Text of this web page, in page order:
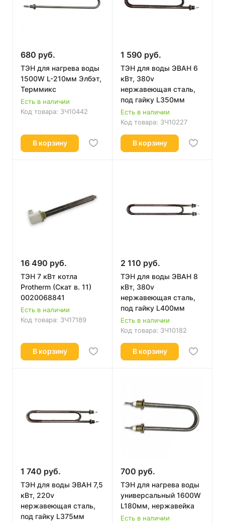
680 руб.
ТЭН для нагрева воды
1500W L-210мм Элбэт,
Терммикс
Есть в наличии
Код товара: ЗЧ10442
В корзину
1 590 руб.
ТЭН для воды ЭВАН 6
кВт, 380v
нержавеющая сталь,
под гайку L350мм
Есть в наличии
Код товара: ЗЧ10227
В корзину
16 490 руб.
ТЭН 7 кВт котла
Protherm (Скат в. 11)
0020068841
Есть в наличии
Код товара: ЗЧ17189
В корзину
2 110 руб.
ТЭН для воды ЭВАН 8
кВт, 380v
нержавеющая сталь,
под гайку L400мм
Есть в наличии
Код товара: ЗЧ10182
В корзину
1 740 руб.
ТЭН для воды ЭВАН 7,5
кВт, 220v
нержавеющая сталь,
под гайку L375мм
700 руб.
ТЭН для нагрева воды
универсальный 1600W
L180мм, нержавейка
Есть в наличии